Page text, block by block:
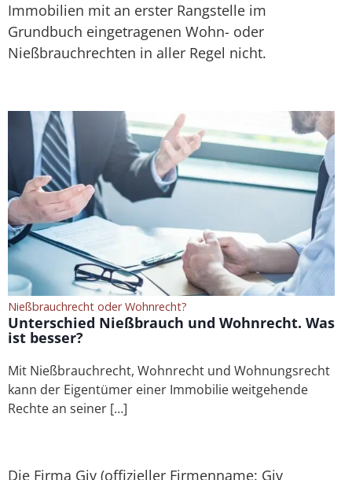
Immobilien mit an erster Rangstelle im
Grundbuch eingetragenen Wohn- oder
Nießbrauchrechten in aller Regel nicht.
Nießbrauchrecht oder Wohnrecht?
Unterschied Nießbrauch und Wohnrecht. Was
ist besser?
Mit Nießbrauchrecht, Wohnrecht und Wohnungsrecht
kann der Eigentümer einer Immobilie weitgehende
Rechte an seiner […]
Die Firma Giv (offizieller Firmenname: Giv